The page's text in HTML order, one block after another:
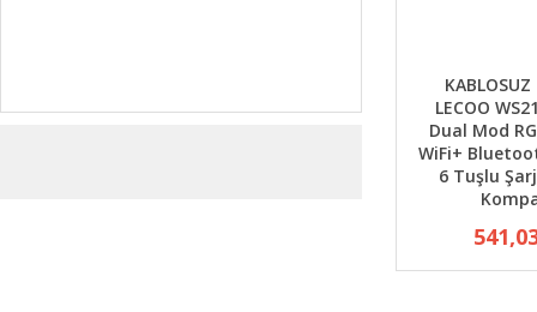
KABLOSUZ
LECOO
Dual Mod
WiFi+
6 Tuşlu